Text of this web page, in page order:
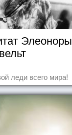
Элеоноры
леди всего мира!